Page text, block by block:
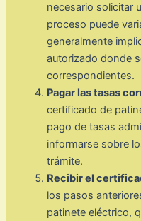
necesario solicitar
proceso puede
generalmente
autorizado donde
correspondientes.
Pagar las tasas
certificado de
pago de tasas
informarse sobre
trámite.
Recibir el
los pasos
patinete eléctrico,